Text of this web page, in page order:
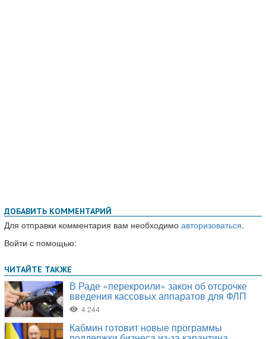
ДОБАВИТЬ КОММЕНТАРИЙ
Для отправки комментария вам необходимо авторизоваться.
Войти с помощью: